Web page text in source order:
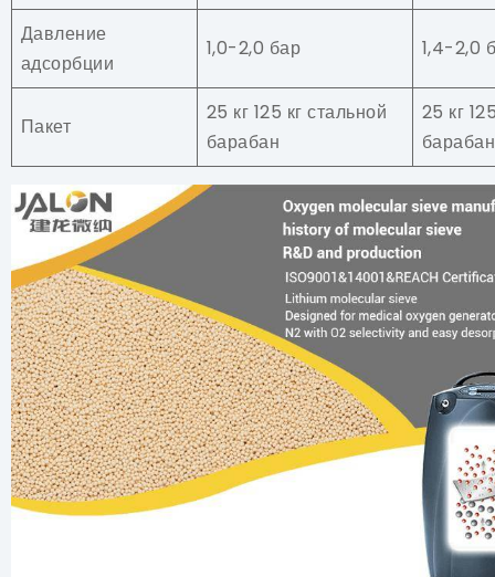
Давление
адсорбции
1,0-2,0 бар 1,4-2,0
Пакет
25 кг 125 кг стальной
барабан
25 кг
барабан